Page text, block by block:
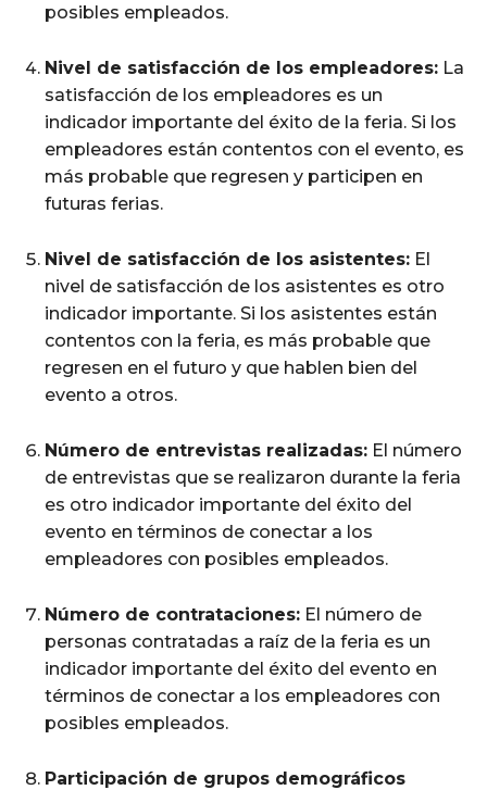
posibles empleados.
Nivel de satisfacción de los empleadores: La
satisfacción de los empleadores es un
indicador importante del éxito de la feria. Si los
empleadores están contentos con el evento, es
más probable que regresen y participen en
futuras ferias.
Nivel de satisfacción de los asistentes: El
nivel de satisfacción de los asistentes es otro
indicador importante. Si los asistentes están
contentos con la feria, es más probable que
regresen en el futuro y que hablen bien del
evento a otros.
Número de entrevistas realizadas: El número
de entrevistas que se realizaron durante la feria
es otro indicador importante del éxito del
evento en términos de conectar a los
empleadores con posibles empleados.
Número de contrataciones: El número de
personas contratadas a raíz de la feria es un
indicador importante del éxito del evento en
términos de conectar a los empleadores con
posibles empleados.
Participación de grupos demográficos